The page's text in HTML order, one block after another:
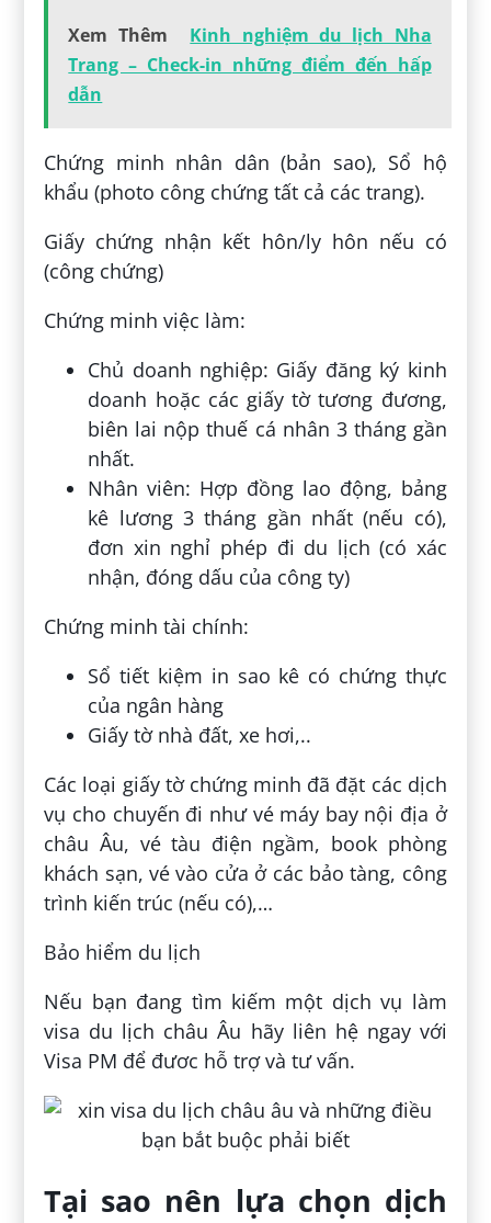
Xem Thêm
Kinh nghiệm du lịch Nha
Trang – Check-in những điểm đến hấp
dẫn
Chứng minh nhân dân (bản sao), Sổ hộ
khẩu (photo công chứng tất cả các trang).
Giấy chứng nhận kết hôn/ly hôn nếu có
(công chứng)
Chứng minh việc làm:
Chủ doanh nghiệp: Giấy đăng ký kinh
doanh hoặc các giấy tờ tương đương,
biên lai nộp thuế cá nhân 3 tháng gần
nhất.
Nhân viên: Hợp đồng lao động, bảng
kê lương 3 tháng gần nhất (nếu có),
đơn xin nghỉ phép đi du lịch (có xác
nhận, đóng dấu của công ty)
Chứng minh tài chính:
Sổ tiết kiệm in sao kê có chứng thực
của ngân hàng
Giấy tờ nhà đất, xe hơi,..
Các loại giấy tờ chứng minh đã đặt các dịch
vụ cho chuyến đi như vé máy bay nội địa ở
châu Âu, vé tàu điện ngầm, book phòng
khách sạn, vé vào cửa ở các bảo tàng, công
trình kiến trúc (nếu có),…
Bảo hiểm du lịch
Nếu bạn đang tìm kiếm một dịch vụ làm
visa du lịch châu Âu hãy liên hệ ngay với
Visa PM để đươc hỗ trợ và tư vấn.
Tại sao nên lựa chọn dịch